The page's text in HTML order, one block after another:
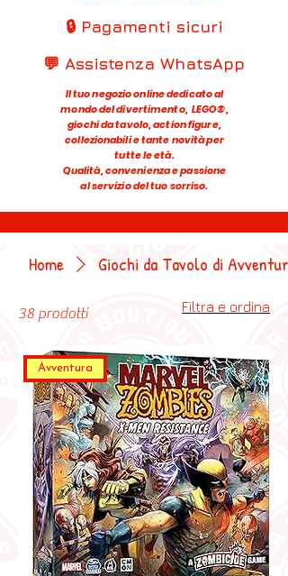
🔒 Pagamenti sicuri
💬 Assistenza WhatsApp
Il tuo negozio online dedicato al
mondo del divertimento, LEGO®,
giochi da tavolo, action figure,
collezionabili e tante novità per
tutte le età.
Qualità, convenienza e passione
al servizio del tuo sorriso.
Home Giochi da Tavolo di Avventura
38 prodotti Filtra e ordina
Avventura